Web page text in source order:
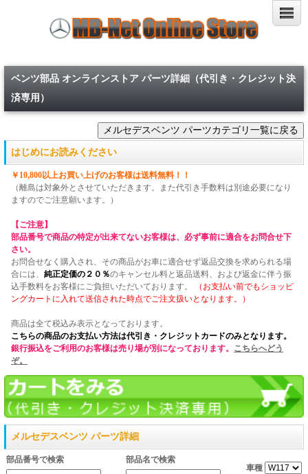
ベンツ部品 オンラインストア パーツ詳細（代引き・クレジット決
済専用）
はじめにお読みください
￥10,800以上お買い上げのお客様は送料無料！！
（離島は対象外とさせていただきます。また代引き手数料は別途必要になり
ますのでご注意願います。）
【ご注意】
部品番号で商品の特定が出来てないお客様は、必ず事前に適合をお問合せ下
さい。
お問合せなく購入され、その商品がお車に適合せず返品交換を求められる場
合には、 純正定価の２０％のキャンセル料と返品送料、および返金に伴う振
込手数料をお客様にご負担いただいております。
（お支払い前でもショッピ
ングカートに入れて送信された時点でご注文扱いとなります。）
商品は全て税込み表示となっております。
こちらの商品のお支払い方法は代引き・クレジットカードのみとなります。
銀行振込をご利用のお客様は売り場が別になっております。 こちらへどう
ぞ。
メルセデスベンツ パーツ詳細
部品番号で検索
部品名で検索
車種